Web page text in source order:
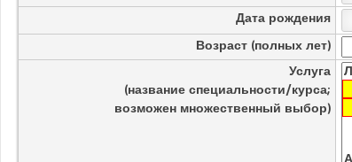
Дата рождения
Возраст (полных лет)
Услуга
(название специальности/курса;
возможен множественный выбор)